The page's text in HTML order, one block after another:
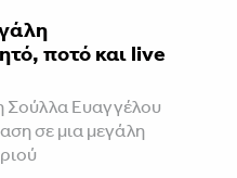
ποτό και live
Σούλλα Ευαγγέλου
σε μια μεγάλη